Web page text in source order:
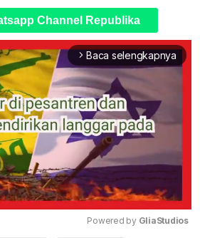
Channel Republika
arrow_forward_ios Baca selengkapnya
Powered by GliaStudios